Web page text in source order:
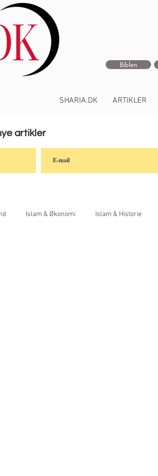
Biblen
SHARIA.DK ARTIKLER
artikler
Islam & Økonomi Islam & Historie